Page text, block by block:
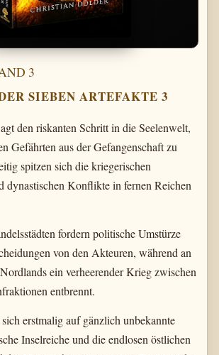
3
SIEBEN ARTEFAKTE 3
den riskanten Schritt in die Seelenwelt,
Gefährten aus der Gefangenschaft zu
spitzen sich die kriegerischen
dynastischen Konflikte in fernen Reichen
fordern politische Umstürze
von den Akteuren, während an
ein verheerender Krieg zwischen
entbrennt.
erstmalig auf gänzlich unbekannte
Inselreiche und die endlosen östlichen